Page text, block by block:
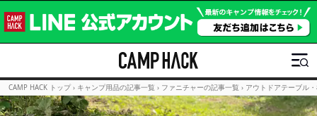
CAMP HACK トップ › キャンプ用品の記事一覧 › ファニチャーの記事一覧 › アウトドアテーブル